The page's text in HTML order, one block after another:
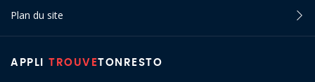
APPLI TROUVETONRESTO
Plan du site